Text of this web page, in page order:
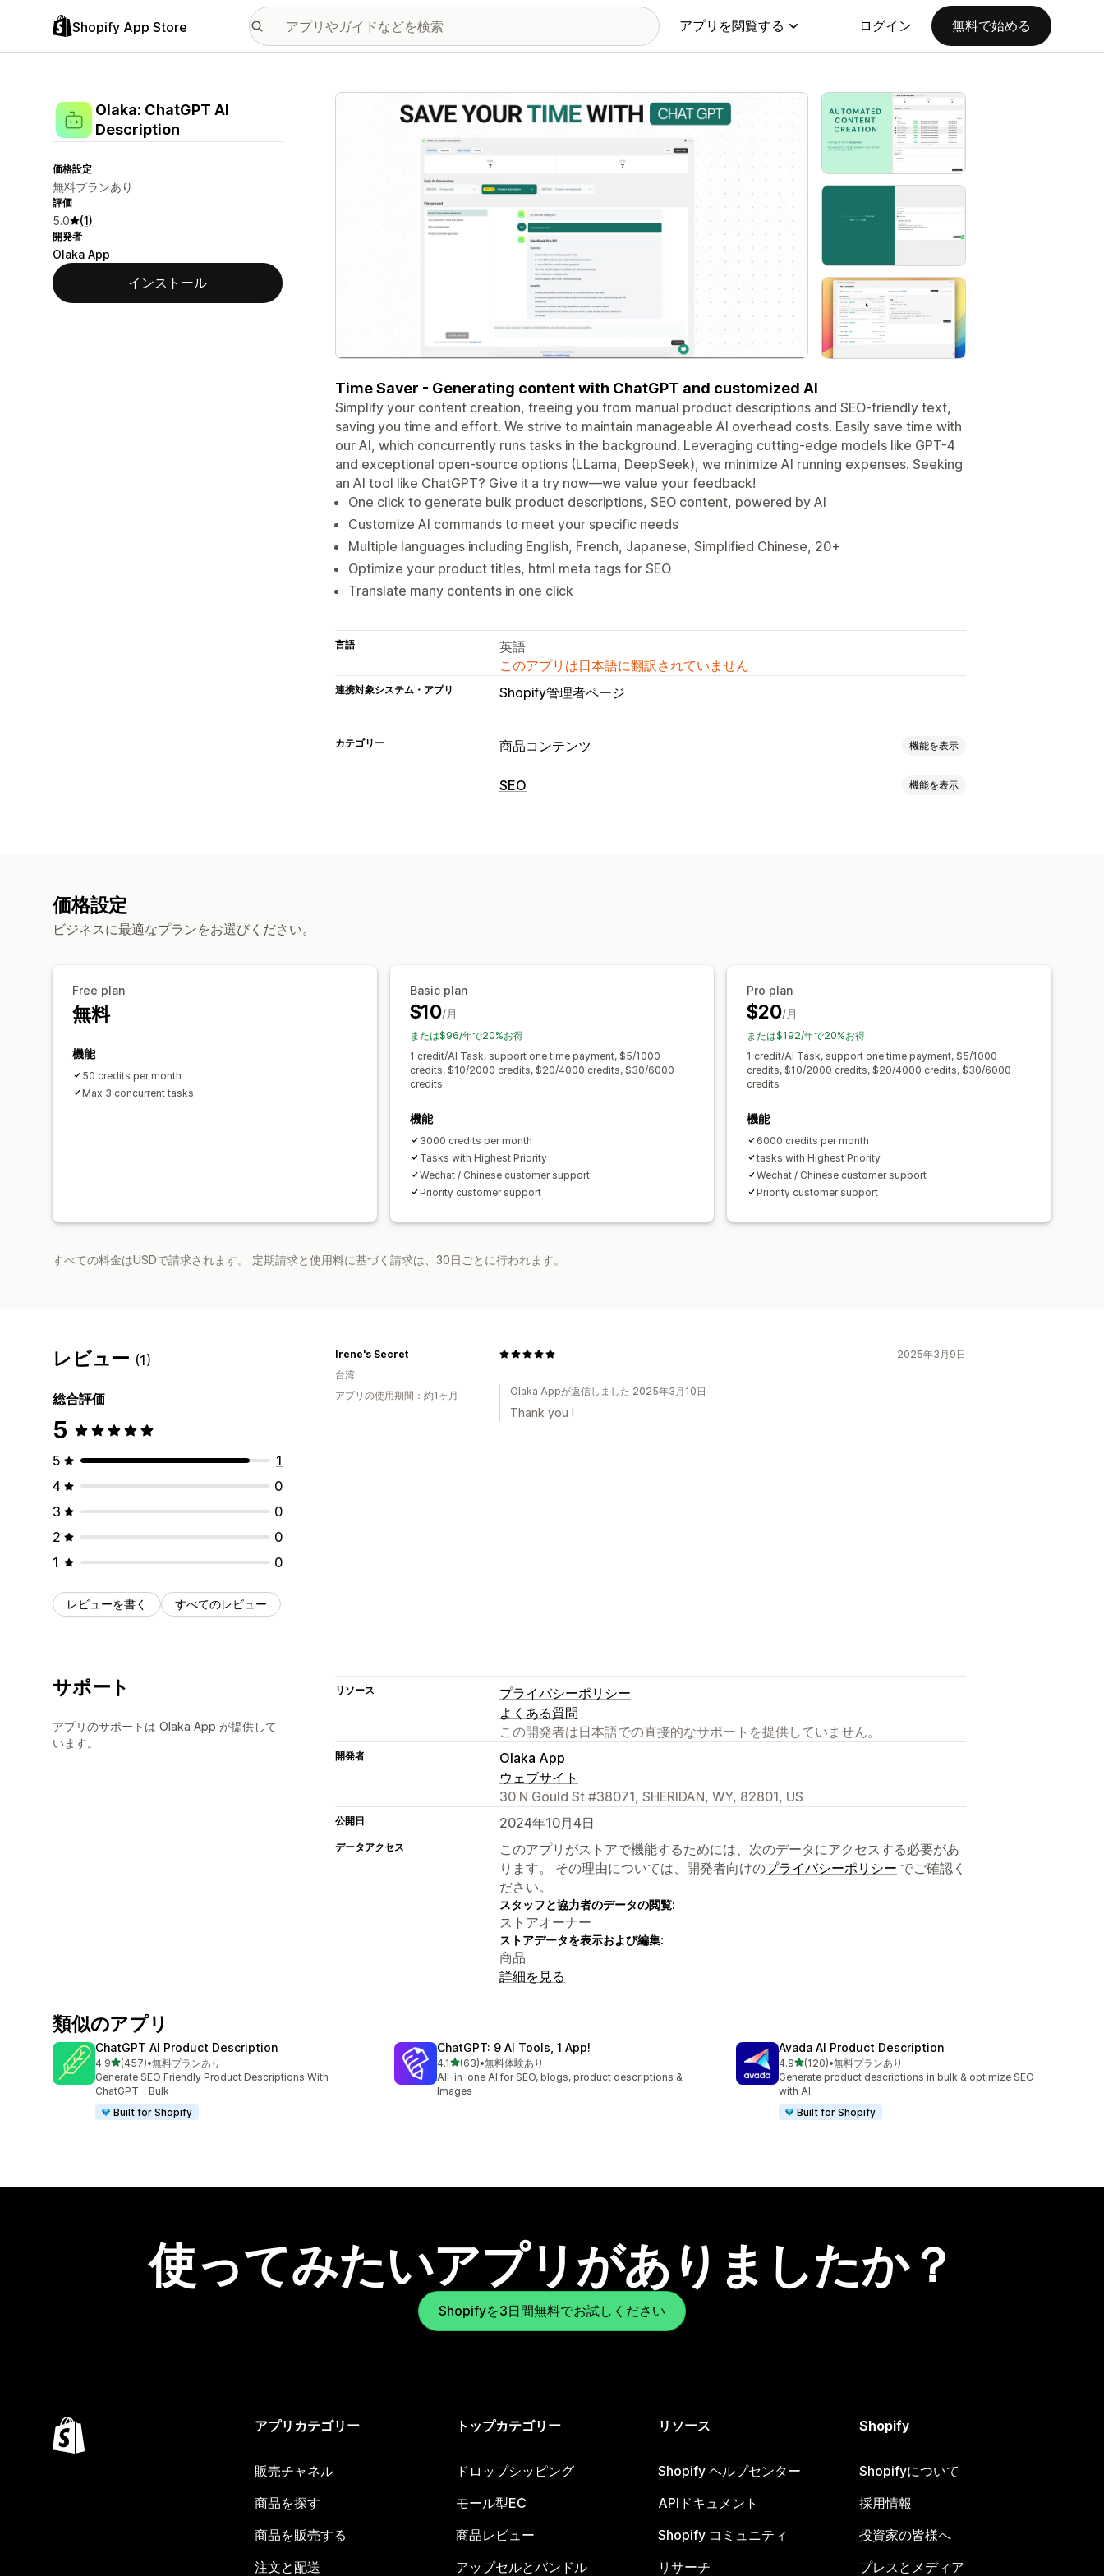
Shopify App Store アプリを閲覧する ログイン 無料で始める
Olaka: ChatGPT AI
Description
価格設定
無料プランあり
評価
5.0 (1)
開発者
Olaka App
インストール
特集の画像ギャラリー
Time Saver - Generating content with ChatGPT and customized AI
Simplify your content creation, freeing you from manual product descriptions and SEO-friendly text,
saving you time and effort. We strive to maintain manageable AI overhead costs. Easily save time with
our AI, which concurrently runs tasks in the background. Leveraging cutting-edge models like GPT-4
and exceptional open-source options (LLama, DeepSeek), we minimize AI running expenses. Seeking
an AI tool like ChatGPT? Give it a try now—we value your feedback!
One click to generate bulk product descriptions, SEO content, powered by AI
Customize AI commands to meet your specific needs
Multiple languages including English, French, Japanese, Simplified Chinese, 20+
Optimize your product titles, html meta tags for SEO
Translate many contents in one click
言語
英語
このアプリは日本語に翻訳されていません
連携対象システム・アプリ Shopify管理者ページ
カテゴリー 商品コンテンツ 機能を表示
コンテンツタイプ
SEO 機能を表示
価格設定
ビジネスに最適なプランをお選びください。
Free plan
無料
機能
50 credits per month
Max 3 concurrent tasks
Basic plan
$10/月
または$96/年で20%お得
1 credit/AI Task, support one time payment, $5/1000
credits, $10/2000 credits, $20/4000 credits, $30/6000
credits
機能
3000 credits per month
Tasks with Highest Priority
Wechat / Chinese customer support
Priority customer support
Pro plan
$20/月
または$192/年で20%お得
1 credit/AI Task, support one time payment, $5/1000
credits, $10/2000 credits, $20/4000 credits, $30/6000
credits
機能
6000 credits per month
tasks with Highest Priority
Wechat / Chinese customer support
Priority customer support
すべての料金はUSDで請求されます。 定期請求と使用料に基づく請求は、30日ごとに行われます。
レビュー (1)
総合評価
5
5
1
4
0
3
0
2
0
1
0
レビューを書く すべてのレビュー
2025年3月9日
Irene's Secret
台湾
アプリの使用期間：約1ヶ月
Olaka Appが返信しました 2025年3月10日
Thank you !
サポート
アプリのサポートは Olaka App が提供して
います。
リソース
プライバシーポリシー
よくある質問
この開発者は日本語での直接的なサポートを提供していません。
開発者
Olaka App
ウェブサイト
30 N Gould St #38071, SHERIDAN, WY, 82801, US
公開日 2024年10月4日
データアクセス
このアプリがストアで機能するためには、次のデータにアクセスする必要があ
ります。 その理由については、開発者向けのプライバシーポリシー でご確認く
ださい。
スタッフと協力者のデータの閲覧:
ストアオーナー
ストアデータを表示および編集:
商品
詳細を見る
類似のアプリ
ChatGPT AI Product Description
4.95つ星中
(457)
合計レビュー数：457件
•無料プランあり
Generate SEO Friendly Product Descriptions With
ChatGPT - Bulk
Built for Shopify
ChatGPT: 9 AI Tools, 1 App!
4.15つ星中
(63)
合計レビュー数：63件
•無料体験あり
All-in-one AI for SEO, blogs, product descriptions &
Images
Avada AI Product Description
4.95つ星中
(120)
合計レビュー数：120件
•無料プランあり
Generate product descriptions in bulk & optimize SEO
with AI
Built for Shopify
使ってみたいアプリがありましたか？
Shopifyを3日間無料でお試しください
アプリカテゴリー
販売チャネル
商品を探す
商品を販売する
注文と配送
トップカテゴリー
ドロップシッピング
モール型EC
商品レビュー
アップセルとバンドル
リソース
Shopify ヘルプセンター
APIドキュメント
Shopify コミュニティ
リサーチ
Shopify
Shopifyについて
採用情報
投資家の皆様へ
プレスとメディア